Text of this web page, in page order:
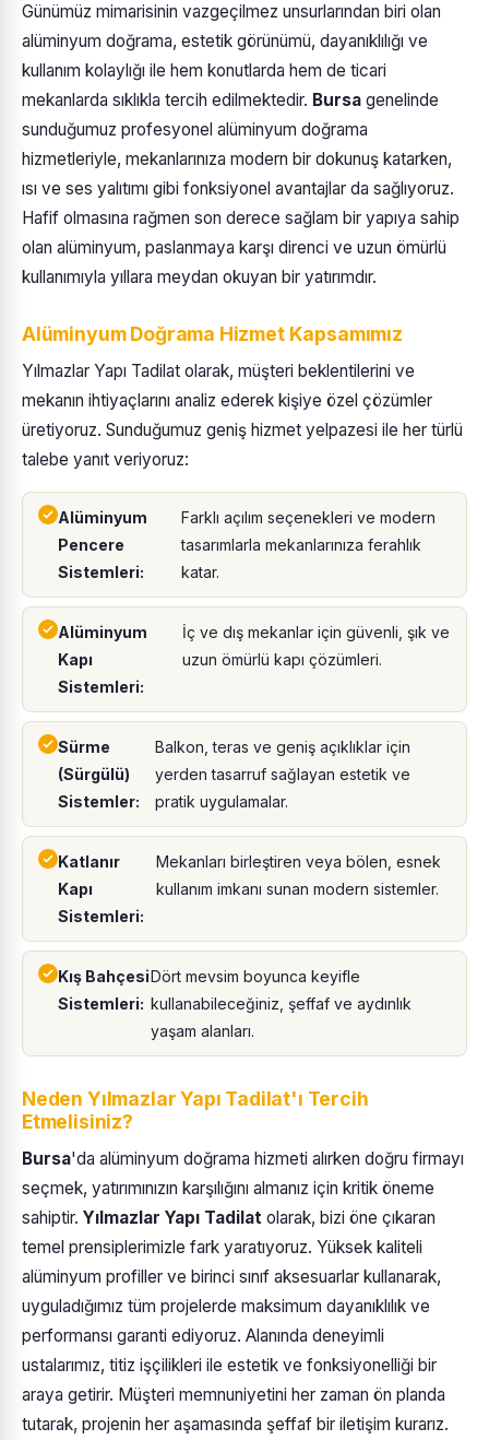
Günümüz mimarisinin vazgeçilmez unsurlarından biri olan
alüminyum doğrama, estetik görünümü, dayanıklılığı ve
kullanım kolaylığı ile hem konutlarda hem de ticari
mekanlarda sıklıkla tercih edilmektedir. Bursa genelinde
sunduğumuz profesyonel alüminyum doğrama
hizmetleriyle, mekanlarınıza modern bir dokunuş katarken,
ısı ve ses yalıtımı gibi fonksiyonel avantajlar da sağlıyoruz.
Hafif olmasına rağmen son derece sağlam bir yapıya sahip
olan alüminyum, paslanmaya karşı direnci ve uzun ömürlü
kullanımıyla yıllara meydan okuyan bir yatırımdır.
Alüminyum Doğrama Hizmet Kapsamımız
Yılmazlar Yapı Tadilat olarak, müşteri beklentilerini ve
mekanın ihtiyaçlarını analiz ederek kişiye özel çözümler
üretiyoruz. Sunduğumuz geniş hizmet yelpazesi ile her türlü
talebe yanıt veriyoruz:
Alüminyum
Pencere
Sistemleri:
Farklı açılım seçenekleri ve modern
tasarımlarla mekanlarınıza ferahlık
katar.
Alüminyum
Kapı
Sistemleri:
İç ve dış mekanlar için güvenli, şık ve
uzun ömürlü kapı çözümleri.
Sürme
(Sürgülü)
Sistemler:
Balkon, teras ve geniş açıklıklar için
yerden tasarruf sağlayan estetik ve
pratik uygulamalar.
Katlanır
Kapı
Sistemleri:
Mekanları birleştiren veya bölen, esnek
kullanım imkanı sunan modern sistemler.
Kış Bahçesi
Sistemleri:
Dört mevsim boyunca keyifle
kullanabileceğiniz, şeffaf ve aydınlık
yaşam alanları.
Neden Yılmazlar Yapı Tadilat'ı Tercih
Etmelisiniz?
Bursa'da alüminyum doğrama hizmeti alırken doğru firmayı
seçmek, yatırımınızın karşılığını almanız için kritik öneme
sahiptir. Yılmazlar Yapı Tadilat olarak, bizi öne çıkaran
temel prensiplerimizle fark yaratıyoruz. Yüksek kaliteli
alüminyum profiller ve birinci sınıf aksesuarlar kullanarak,
uyguladığımız tüm projelerde maksimum dayanıklılık ve
performansı garanti ediyoruz. Alanında deneyimli
ustalarımız, titiz işçilikleri ile estetik ve fonksiyonelliği bir
araya getirir. Müşteri memnuniyetini her zaman ön planda
tutarak, projenin her aşamasında şeffaf bir iletişim kurarız.